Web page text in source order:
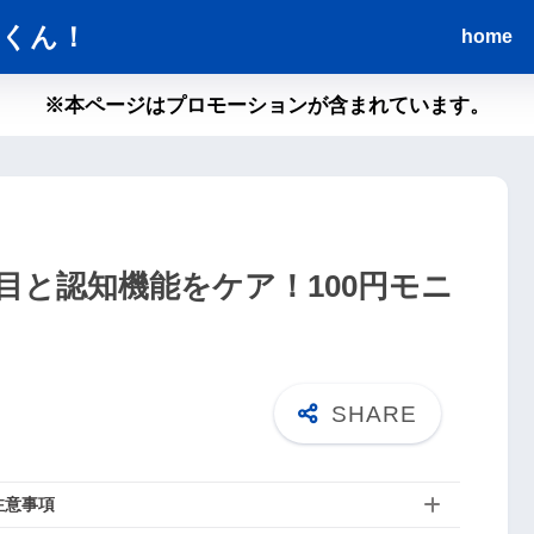
ん！ home
※本ページはプロモーションが含まれています。
と認知機能をケア！100円モニ
意事項